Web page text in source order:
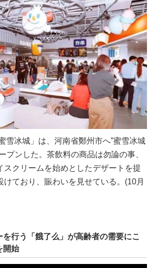
雪冰城」は、河南省鄭州市へ”蜜雪冰城
プンした。茶飲料の商品は勿論の事、
スクリームを始めとしたデザートを提
けており、賑わいを見せている。(10月
行う「餓了么」が高齢者の需要にこ
開始